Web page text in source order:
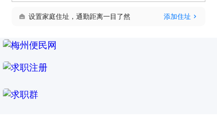
设置家庭住址，通勤距离一目了然 添加住址